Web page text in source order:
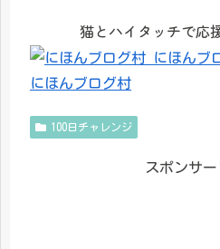
猫とハイタッチで応
にほんブログ村
100日チャレンジ
スポンサー